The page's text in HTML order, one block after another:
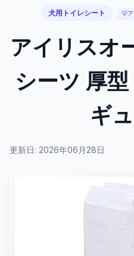
犬用トイレシート 💡
アイリスオ
シーツ 厚
ギ
更新日: 2026年06月28日